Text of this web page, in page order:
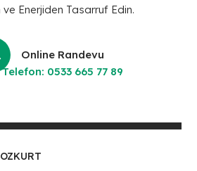
Enerjiden Tasarruf Edin.
Online Randevu
Telefon: 0533 665 77 89